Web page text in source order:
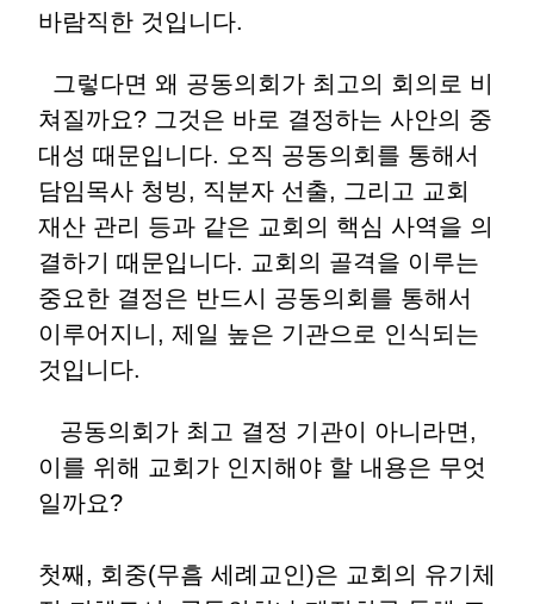
바람직한 것입니다.
그렇다면 왜 공동의회가 최고의 회의로 비
쳐질까요? 그것은 바로 결정하는 사안의 중
대성 때문입니다. 오직 공동의회를 통해서
담임목사 청빙, 직분자 선출, 그리고 교회
재산 관리 등과 같은 교회의 핵심 사역을 의
결하기 때문입니다. 교회의 골격을 이루는
중요한 결정은 반드시 공동의회를 통해서
이루어지니 , 제일 높은 기관으로 인식되는
것입니다.
공동의회가 최고 결정 기관이 아니라면,
이를 위해 교회가 인지해야 할 내용은 무엇
일까요?
첫째 , 회중(무흠 세례교인)은 교회의 유기체